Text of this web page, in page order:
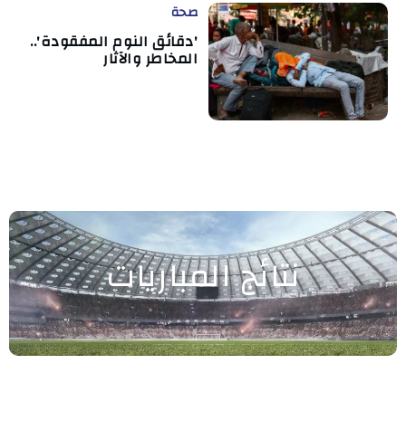
صحة
'دقائق النوم المفقودة'..
المخاطر والآثار
نتائج المباريات